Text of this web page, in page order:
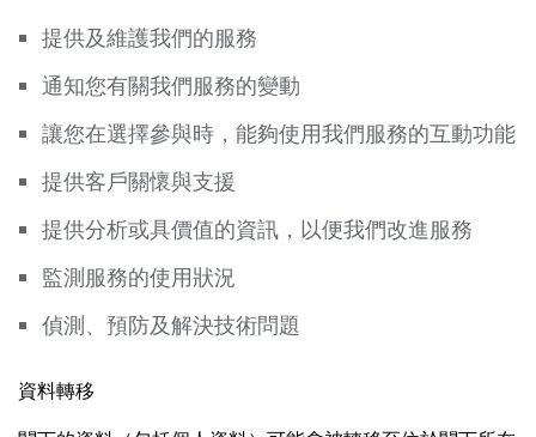
提供及維護我們的服務
通知您有關我們服務的變動
讓您在選擇參與時，能夠使用我們服務的互動功能
提供客戶關懷與支援
提供分析或具價值的資訊，以便我們改進服務
監測服務的使用狀況
偵測、預防及解決技術問題
資料轉移